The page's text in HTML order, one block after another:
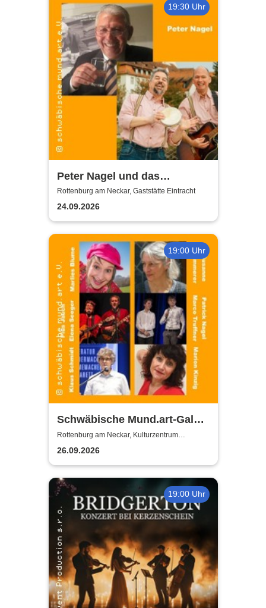
19:30 Uhr
Peter Nagel und das
MundArt-Brettle | Gaststätte
Eintracht
Rottenburg am Neckar, Gaststätte Eintracht
24.09.2026
19:00 Uhr
Schwäbische Mund.art-Gala -
Blaupreisträger*innen von
2002 bis 2025
Rottenburg am Neckar, Kulturzentrum
Zehntscheuer
26.09.2026
19:00 Uhr